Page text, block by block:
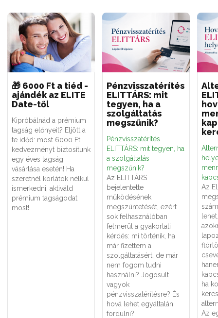
🎁 6000 Ft a tiéd -
ajándék az ELITE
Date-től
Kipróbálnád a prémium
tagság előnyeit? Eljött a
te időd: most 6000 Ft
kedvezményt biztosítunk
egy éves tagság
vásárlása esetén! Ha
szeretnél korlátok nélkül
ismerkedni, aktiváld
prémium tagságodat
most!
Pénzvisszatérítés
ELITTÁRS: mit
tegyen, ha a
szolgáltatás
megszűnik?
Pénzvisszatérítés
ELITTÁRS: mit tegyen, ha
a szolgáltatás
megszűnik?
Az ELITTÁRS
bejelentette
működésének
megszüntetését, ezért
sok felhasználóban
felmerül a gyakorlati
kérdés: mi történik, ha
már fizettem a
szolgáltatásért, de már
nem fogom tudni
használni? Jogosult
vagyok
pénzvisszatérítésre? És
hová lehet egyáltalán
fordulni?
Az
ha
Az